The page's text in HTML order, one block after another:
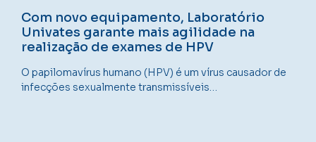
Com novo equipamento, Laboratório
Univates garante mais agilidade na
realização de exames de HPV
O papilomavírus humano (HPV) é um vírus causador de
infecções sexualmente transmissíveis…